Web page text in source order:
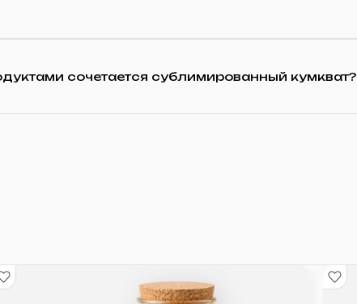
сочетается сублимированный кумкват?